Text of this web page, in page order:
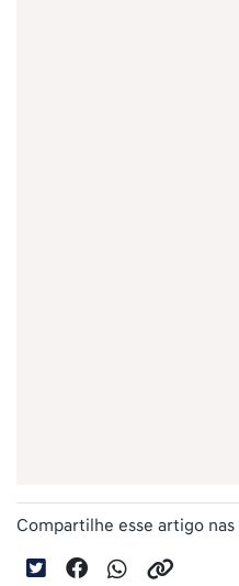
Compartilhe esse artigo nas